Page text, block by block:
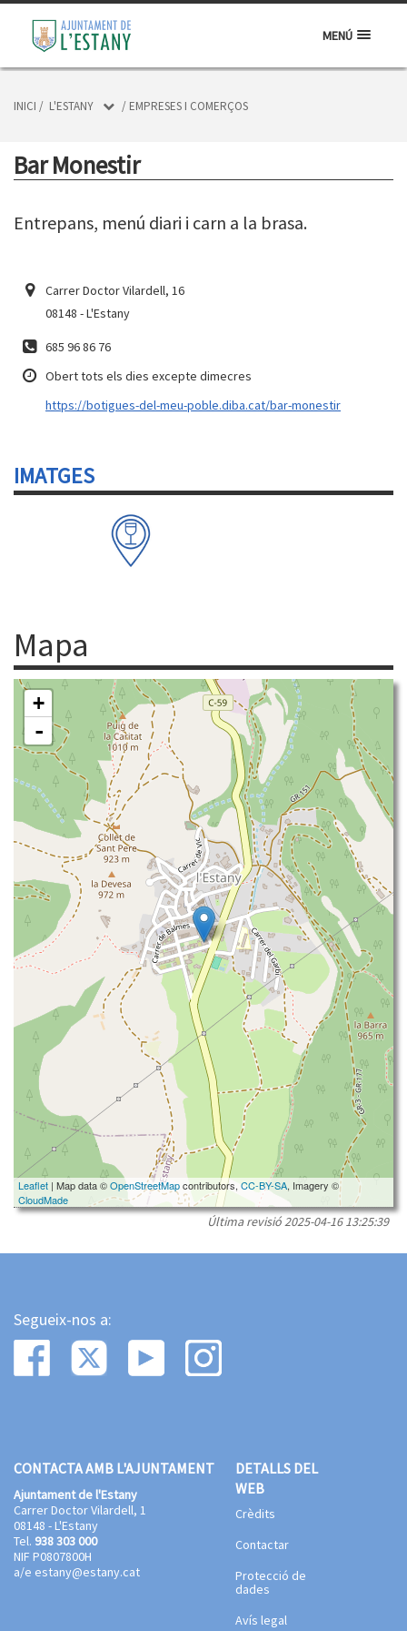
MENÚ
INICI / L'ESTANY / EMPRESES I COMERÇOS
Bar Monestir
Entrepans, menú diari i carn a la brasa.
Carrer Doctor Vilardell, 16
08148 - L'Estany
685 96 86 76
Obert tots els dies excepte dimecres
https://botigues-del-meu-poble.diba.cat/bar-monestir
IMATGES
Mapa
+
-
Leaflet | Map data ©OpenStreetMapcontributors, CC-BY-SA, Imagery ©
CloudMade
Última revisió2025-04-16 13:25:39
Segueix-nos a:
CONTACTA AMB L'AJUNTAMENT
Ajuntament de l'Estany
Carrer Doctor Vilardell, 1
08148 - L'Estany
Tel. 938 303 000
NIF P0807800H
a/e estany@estany.cat
DETALLS DEL
WEB
Crèdits
Contactar
Protecció de
dades
Avís legal